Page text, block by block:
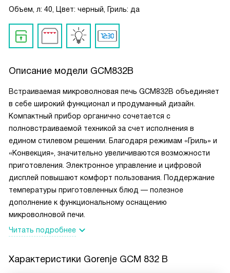
Объем, л: 40, Цвет: черный, Гриль: да
Описание модели GCM832B
Встраиваемая микроволновая печь GCM832B объединяет
в себе широкий функционал и продуманный дизайн.
Компактный прибор органично сочетается с
полновстраиваемой техникой за счет исполнения в
едином стилевом решении. Благодаря режимам «Гриль» и
«Конвекция», значительно увеличиваются возможности
приготовления. Электронное управление и цифровой
дисплей повышают комфорт пользования. Поддержание
температуры приготовленных блюд — полезное
дополнение к функциональному оснащению
микроволновой печи.
Читать подробнее
Характеристики Gorenje GCM 832 B